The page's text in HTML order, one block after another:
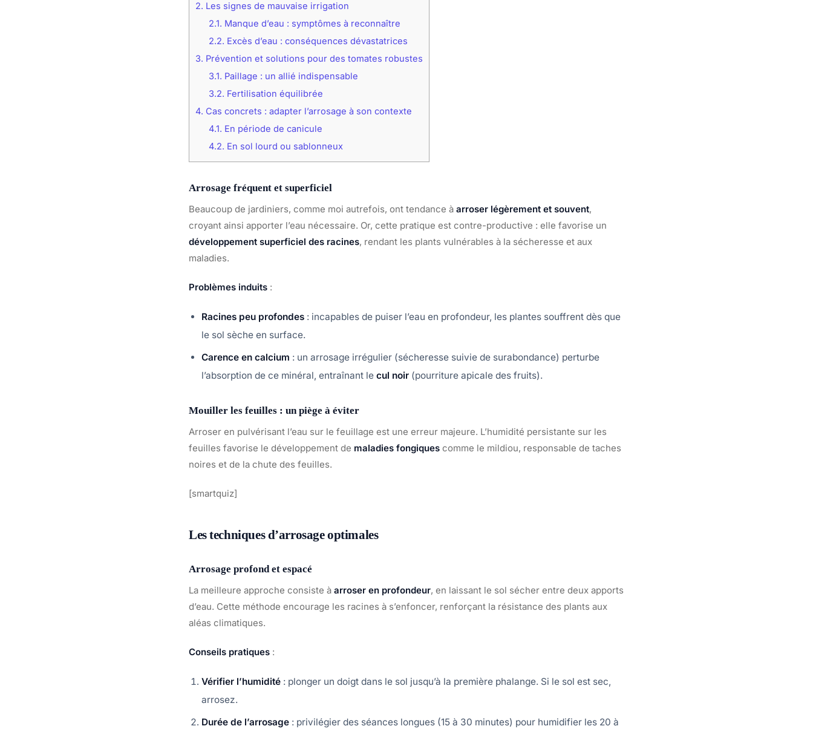
2. Les signes de mauvaise irrigation
2.1. Manque d’eau : symptômes à reconnaître
2.2. Excès d’eau : conséquences dévastatrices
3. Prévention et solutions pour des tomates robustes
3.1. Paillage : un allié indispensable
3.2. Fertilisation équilibrée
4. Cas concrets : adapter l’arrosage à son contexte
4.1. En période de canicule
4.2. En sol lourd ou sablonneux
Arrosage fréquent et superficiel
Beaucoup de jardiniers, comme moi autrefois, ont tendance à arroser légèrement et souvent,
croyant ainsi apporter l’eau nécessaire. Or, cette pratique est contre-productive : elle favorise un
développement superficiel des racines, rendant les plants vulnérables à la sécheresse et aux
maladies.
Problèmes induits :
Racines peu profondes : incapables de puiser l’eau en profondeur, les plantes souffrent dès que
le sol sèche en surface.
Carence en calcium : un arrosage irrégulier (sécheresse suivie de surabondance) perturbe
l’absorption de ce minéral, entraînant le cul noir (pourriture apicale des fruits).
Mouiller les feuilles : un piège à éviter
Arroser en pulvérisant l’eau sur le feuillage est une erreur majeure. L’humidité persistante sur les
feuilles favorise le développement de maladies fongiques comme le mildiou, responsable de taches
noires et de la chute des feuilles.
[smartquiz]
Les techniques d’arrosage optimales
Arrosage profond et espacé
La meilleure approche consiste à arroser en profondeur, en laissant le sol sécher entre deux apports
d’eau. Cette méthode encourage les racines à s’enfoncer, renforçant la résistance des plants aux
aléas climatiques.
Conseils pratiques :
Vérifier l’humidité : plonger un doigt dans le sol jusqu’à la première phalange. Si le sol est sec,
arrosez.
Durée de l’arrosage : privilégier des séances longues (15 à 30 minutes) pour humidifier les 20 à